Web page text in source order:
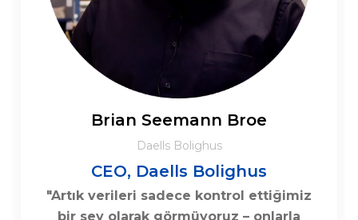
Brian Seemann Broe
Daells Bolighus
CEO, Daells Bolighus
"Artık verileri sadece kontrol ettiğimiz
bir şey olarak görmüyoruz – onlarla